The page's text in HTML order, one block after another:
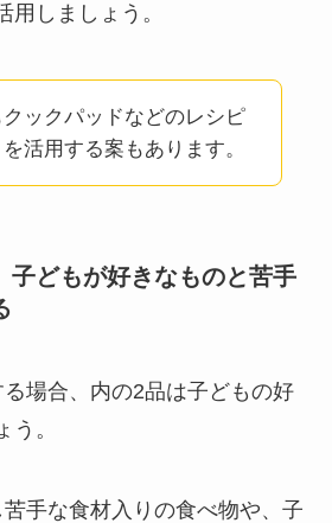
用しましょう。
ックパッドなどのレシピ
活用する案もあります。
子どもが好きなものと苦手
場合、内の2品は子どもの好
。
手な食材入りの食べ物や、子